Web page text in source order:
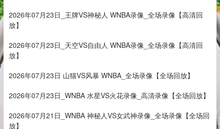
2026年07月23日_王牌VS神秘人 WNBA录像_全场录像【高清回
放】
2026年07月23日_天空VS自由人 WNBA录像_全场录像【高清回
放】
2026年07月23日 山猫VS风暴 WNBA_全场录像【全场回放】
2026年07月23日_WNBA 水星VS火花录像_高清录像【全场回放】
2026年07月21日_WNBA 神秘人VS女武神录像_全场录像【全场回
放】